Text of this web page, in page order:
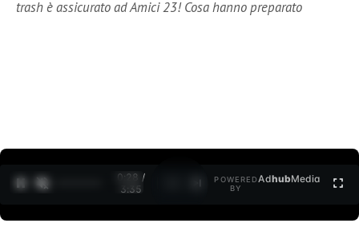
trash è assicurato ad Amici 23! Cosa hanno preparato
0:30 /
3:35
POWERED
BY
AdhubMedia